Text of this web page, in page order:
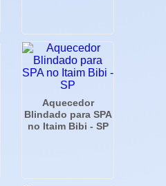
Aquecedor
Blindado para SPA
no Itaim Bibi - SP